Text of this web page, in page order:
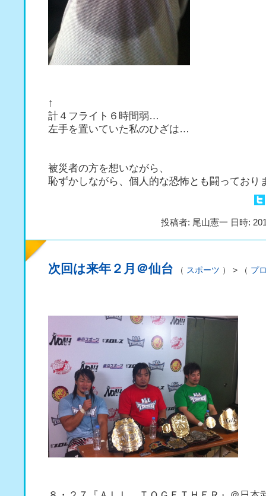
↑
計４フライト６時間弱…
左手を置いていた私のひざは…
被災者の方を想いながら、
恥ずかしながら、個人的な恐怖とも闘っており
投稿者: 尾山憲一 日時:
次回は来年２月＠仙台 （ スポーツ ） > （ プ